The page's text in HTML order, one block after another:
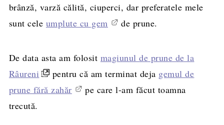
brânză, varză călită, ciuperci, dar preferatele mele
sunt cele umplute cu gem de prune.
De data asta am folosit magiunul de prune de la
Râureni
pentru că am terminat deja gemul de
prune fără zahăr
pe care l-am făcut toamna
trecută.